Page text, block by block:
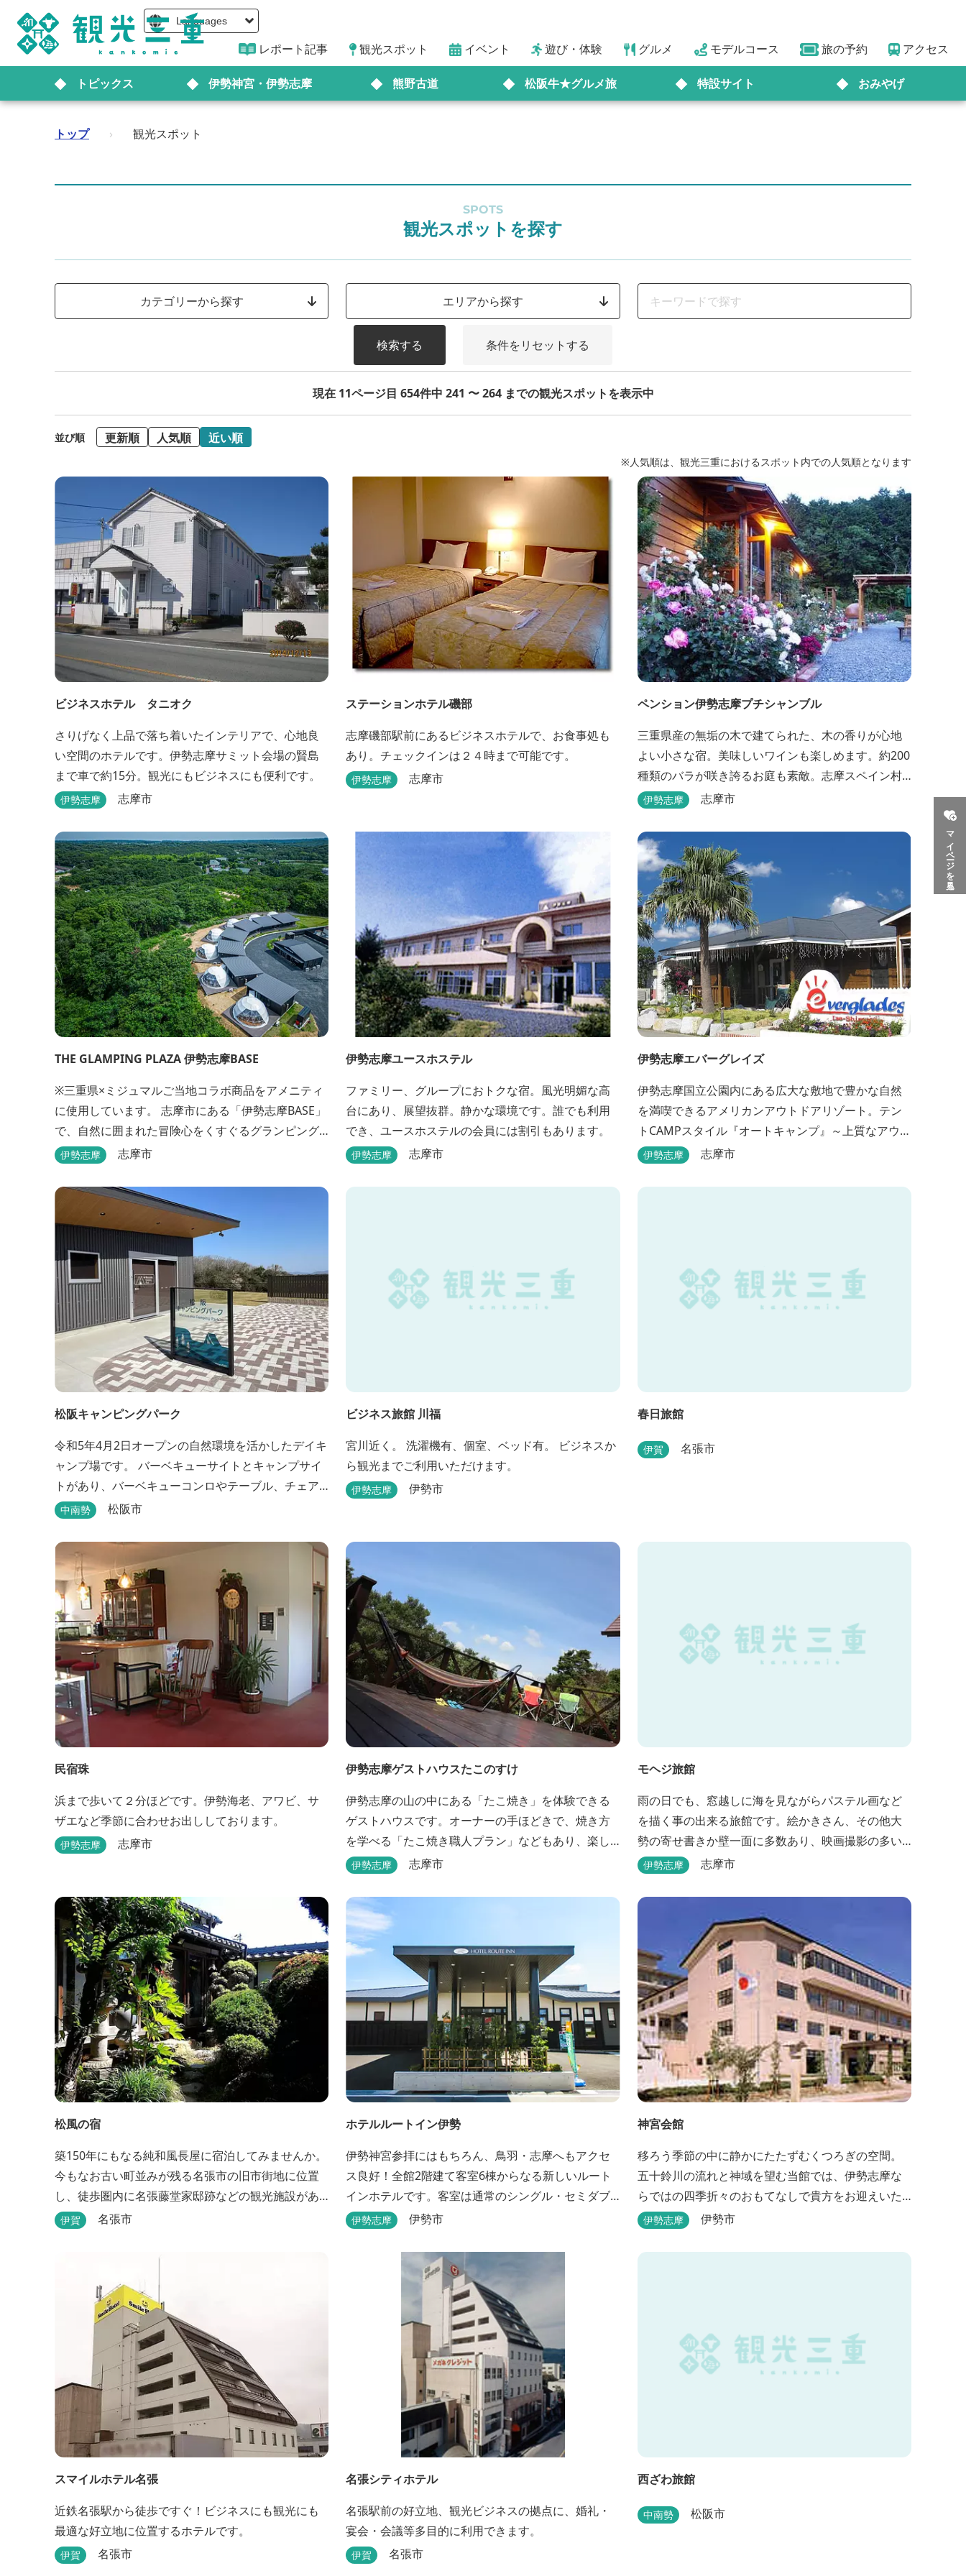
Languages
レポート記事 観光スポット イベント 遊び・体験 グルメ モデルコース 旅の予約 アクセス
トピックス 伊勢神宮・伊勢志摩 熊野古道 松阪牛★グルメ旅 特設サイト おみやげ
マイページを見る
トップ › 観光スポット
SPOTS
観光スポットを探す
カテゴリーから探す エリアから探す
検索する 条件をリセットする
現在 11ページ目 654件中 241 〜 264 までの観光スポットを表示中
並び順 更新順 人気順 近い順
※人気順は、観光三重におけるスポット内での人気順となります
ビジネスホテル タニオク
さりげなく上品で落ち着いたインテリアで、心地良
い空間のホテルです。伊勢志摩サミット会場の賢島
まで車で約15分。観光にもビジネスにも便利です。
伊勢志摩 志摩市
ステーションホテル磯部
志摩磯部駅前にあるビジネスホテルで、お食事処も
あり。チェックインは２４時まで可能です。
伊勢志摩 志摩市
ペンション伊勢志摩プチシャンブル
三重県産の無垢の木で建てられた、木の香りが心地
よい小さな宿。美味しいワインも楽しめます。約200
種類のバラが咲き誇るお庭も素敵。志摩スペイン村
へ約6キロと観光にも便利です。
伊勢志摩 志摩市
THE GLAMPING PLAZA 伊勢志摩BASE
※三重県×ミジュマルご当地コラボ商品をアメニティ
に使用しています。 志摩市にある「伊勢志摩BASE」
で、自然に囲まれた冒険心をくすぐるグランピング
はいかがですか？7棟あるドーム型テントでの宿泊や
が、楽しいひとときを演出します。温暖な伊勢志摩
で、特別なリゾートのひとときを。
伊勢志摩 志摩市
伊勢志摩ユースホステル
ファミリー、グループにおトクな宿。風光明媚な高
台にあり、展望抜群。静かな環境です。誰でも利用
でき、ユースホステルの会員には割引もあります。
伊勢志摩 志摩市
伊勢志摩エバーグレイズ
伊勢志摩国立公園内にある広大な敷地で豊かな自然
を満喫できるアメリカンアウトドアリゾート。テン
トCAMPスタイル『オートキャンプ』～上質なアウト
ドア空間『グランピングスタイル』まで多彩な宿泊
＆アクティビティーが人気！365日開催のアメリカン
伊勢志摩 志摩市
松阪キャンピングパーク
令和5年4月2日オープンの自然環境を活かしたデイキ
ャンプ場です。 バーベキューサイトとキャンプサイ
トがあり、バーベキューコンロやテーブル、チェア
などのレンタルもあります。 また、バーベキューサ
ん、ぜひご利用ください！
中南勢 松阪市
ビジネス旅館 川福
宮川近く。 洗濯機有、個室、ベッド有。 ビジネスか
ら観光までご利用いただけます。
伊勢志摩 伊勢市
春日旅館
伊賀 名張市
民宿珠
浜まで歩いて２分ほどです。伊勢海老、アワビ、サ
ザエなど季節に合わせお出ししております。
伊勢志摩 志摩市
伊勢志摩ゲストハウスたこのすけ
伊勢志摩の山の中にある「たこ焼き」を体験できる
ゲストハウスです。オーナーの手ほどきで、焼き方
を学べる「たこ焼き職人プラン」などもあり、楽し
い滞在になりそうです。
伊勢志摩 志摩市
モヘジ旅館
雨の日でも、窓越しに海を見ながらパステル画など
を描く事の出来る旅館です。絵かきさん、その他大
勢の寄せ書きか壁一面に多数あり、映画撮影の多い
場所にあります。広間に絵かきポイントの大地図が
す。
伊勢志摩 志摩市
松風の宿
築150年にもなる純和風長屋に宿泊してみませんか。
今もなお古い町並みが残る名張市の旧市街地に位置
し、徒歩圏内に名張藤堂家邸跡などの観光施設があ
ります。
伊賀 名張市
ホテルルートイン伊勢
伊勢神宮参拝にはもちろん、鳥羽・志摩へもアクセ
ス良好！全館2階建て客室6棟からなる新しいルート
インホテルです。客室は通常のシングル・セミダブ
ル・ ツインの他、畳敷きの和室もご用意しておりま
でお部屋でおくつろぎください。 また、朝食バイキ
ング無料サービス（営業時間6:30～900）、大浴場完
備、全室インターネット回線完備（Wi-Fi・LAN接...
伊勢志摩 伊勢市
神宮会館
移ろう季節の中に静かにたたずむくつろぎの空間。
五十鈴川の流れと神域を望む当館では、伊勢志摩な
らではの四季折々のおもてなしで貴方をお迎えいた
します。伊勢神宮（内宮）に歩いて５分。早朝参拝
伊勢志摩 伊勢市
スマイルホテル名張
近鉄名張駅から徒歩ですぐ！ビジネスにも観光にも
最適な好立地に位置するホテルです。
伊賀 名張市
名張シティホテル
名張駅前の好立地、観光ビジネスの拠点に、婚礼・
宴会・会議等多目的に利用できます。
伊賀 名張市
西ざわ旅館
中南勢 松阪市